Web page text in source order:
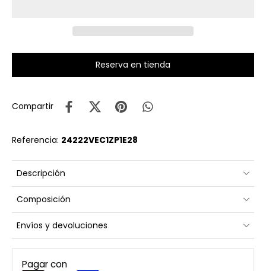
Reserva en tienda
Compartir
Referencia: 24222VEC1ZP1E28
Descripción
Composición
Envíos y devoluciones
Pagar con